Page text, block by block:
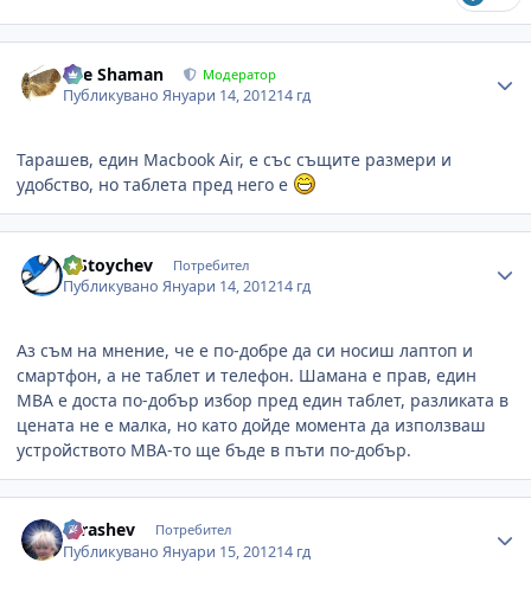
The Shaman Модератор
ПубликуваноЯнуари 14, 201214 гд
Тарашев, един Macbook Air, е със същите размери и
удобство, но таблета пред него е
R.Stoychev Потребител
ПубликуваноЯнуари 14, 201214 гд
Аз съм на мнение, че е по-добре да си носиш лаптоп и
смартфон, а не таблет и телефон. Шамана е прав, един
MBA е доста по-добър избор пред един таблет, разликата в
цената не е малка, но като дойде момента да използваш
устройството MBA-то ще бъде в пъти по-добър.
Tarashev Потребител
ПубликуваноЯнуари 15, 201214 гд